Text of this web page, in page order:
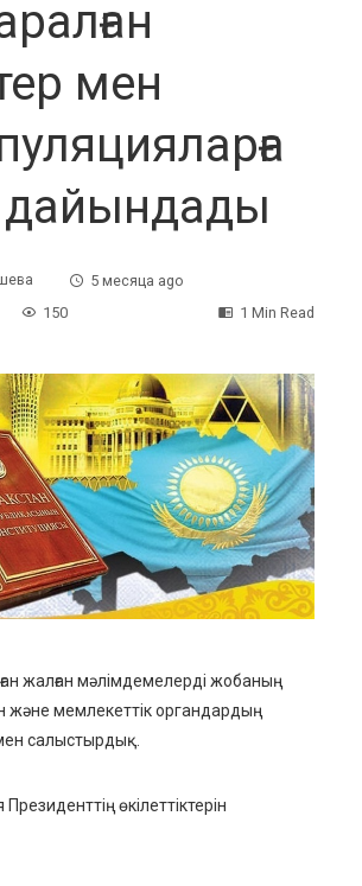
мен
5 месяца ago
150 1 Min Read
жалған мәлімдемелерді жобаның
және мемлекеттік органдардың
салыстырдық.
өкілеттіктерін